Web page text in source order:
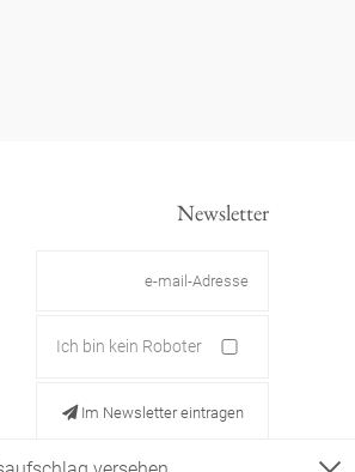
Newsletter
Ich bin kein Roboter
Im Newsletter eintragen